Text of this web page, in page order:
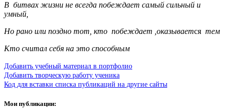
В битвах жизни не всегда побеждает самый сильный и
умный,
Но рано или поздно тот, кто побеждает ,оказывается тем
Кто считал себя на это способным
Добавить учебный материал в портфолио
Добавить творческую работу ученика
Код для вставки списка публикаций на другие сайты
Мои публикации: